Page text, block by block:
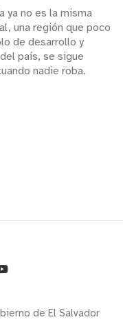
ya no es la misma
una región que poco
de desarrollo y
país, se sigue
nadie roba.
de El Salvador